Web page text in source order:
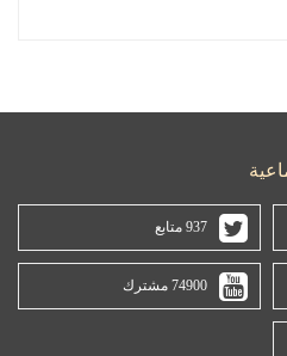
937 متابع
74900 مشترك